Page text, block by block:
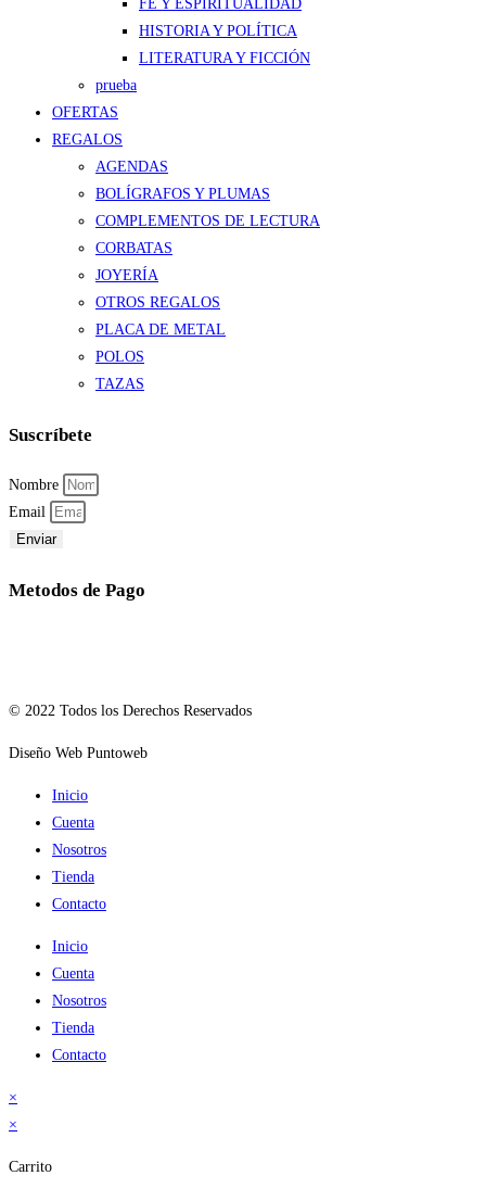
FE Y ESPIRITUALIDAD
HISTORIA Y POLÍTICA
LITERATURA Y FICCIÓN
prueba
OFERTAS
REGALOS
AGENDAS
BOLÍGRAFOS Y PLUMAS
COMPLEMENTOS DE LECTURA
CORBATAS
JOYERÍA
OTROS REGALOS
PLACA DE METAL
POLOS
TAZAS
Suscríbete
Nombre
Email
Enviar
Metodos de Pago
© 2022 Todos los Derechos Reservados
Diseño Web Puntoweb
Inicio
Cuenta
Nosotros
Tienda
Contacto
Inicio
Cuenta
Nosotros
Tienda
Contacto
×
×
Carrito